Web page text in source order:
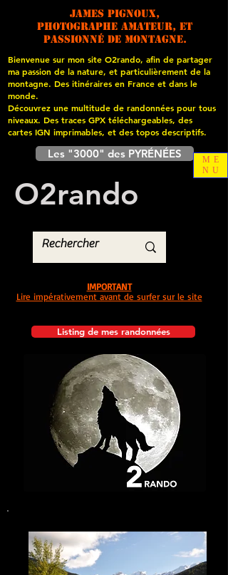
James PIGNOUX,
photographe amateur, et
passionné de montagne.
Bienvenue sur mon site O2rando, afin de partager
ma passion de la nature, et particulièrement de la
montagne. Des itinéraires en France et dans le
monde.
Découvrez une multitude de randonnées pour tous
niveaux. Des traces GPX téléchargeables, des
cartes IGN imprimables, et des topos descriptifs.
Les "3000" des PYRÉNÉES
O2rando
Listing de mes randonnées
IMPORTANT
Lire impérativement avant de surfer sur le site
ME
NU